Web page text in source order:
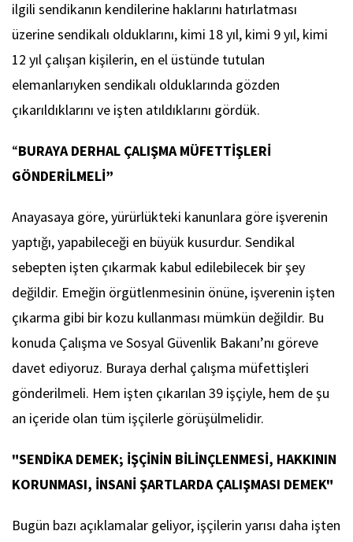
ilgili sendikanın kendilerine haklarını hatırlatması
üzerine sendikalı olduklarını, kimi 18 yıl, kimi 9 yıl, kimi
12 yıl çalışan kişilerin, en el üstünde tutulan
elemanlarıyken sendikalı olduklarında gözden
çıkarıldıklarını ve işten atıldıklarını gördük.
“BURAYA DERHAL ÇALIŞMA MÜFETTİŞLERİ
GÖNDERİLMELİ”
Anayasaya göre, yürürlükteki kanunlara göre işverenin
yaptığı, yapabileceği en büyük kusurdur. Sendikal
sebepten işten çıkarmak kabul edilebilecek bir şey
değildir. Emeğin örgütlenmesinin önüne, işverenin işten
çıkarma gibi bir kozu kullanması mümkün değildir. Bu
konuda Çalışma ve Sosyal Güvenlik Bakanı’nı göreve
davet ediyoruz. Buraya derhal çalışma müfettişleri
gönderilmeli. Hem işten çıkarılan 39 işçiyle, hem de şu
an içeride olan tüm işçilerle görüşülmelidir.
"SENDİKA DEMEK; İŞÇİNİN BİLİNÇLENMESİ, HAKKININ
KORUNMASI, İNSANİ ŞARTLARDA ÇALIŞMASI DEMEK"
Bugün bazı açıklamalar geliyor, işçilerin yarısı daha işten